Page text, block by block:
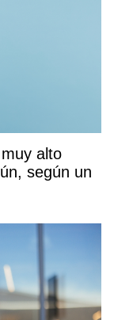
alto
según un